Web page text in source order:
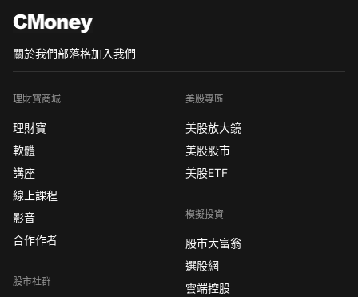
關於我們部落格加入我們
理財寶商城
理財寶
軟體
講座
線上課程
影音
合作作者
股市社群
美股專區
美股放大鏡
美股股市
美股ETF
模擬投資
股市大富翁
選股網
雲端控股